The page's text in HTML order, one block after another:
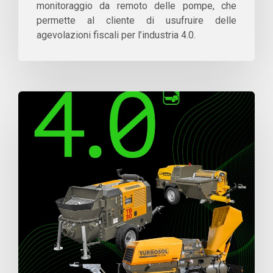
monitoraggio da remoto delle pompe, che
permette al cliente di usufruire delle
agevolazioni fiscali per l’industria 4.0.